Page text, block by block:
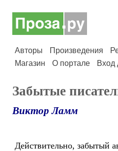
Авторы Произведения
Магазин
О портале Вход
Забытые
Виктор Ламм
Действительно, забытый